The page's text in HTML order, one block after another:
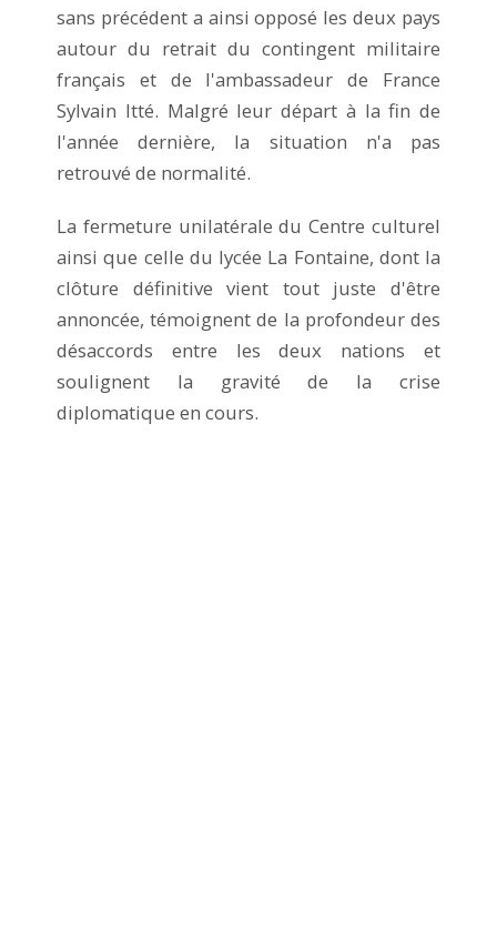
sans précédent a ainsi opposé les deux pays
autour du retrait du contingent militaire
français et de l'ambassadeur de France
Sylvain Itté. Malgré leur départ à la fin de
l'année dernière, la situation n'a pas
retrouvé de normalité.
La fermeture unilatérale du Centre culturel
ainsi que celle du lycée La Fontaine, dont la
clôture définitive vient tout juste d'être
annoncée, témoignent de la profondeur des
désaccords entre les deux nations et
soulignent la gravité de la crise
diplomatique en cours.